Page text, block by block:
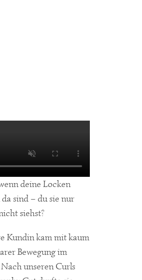
deine Locken
sind – du sie nur
siehst?
Kundin kam mit kaum
Bewegung im
unseren Curls